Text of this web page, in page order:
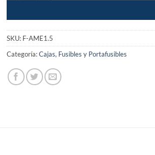
SKU: F-AME1.5
Categoría:Cajas, Fusibles y Portafusibles